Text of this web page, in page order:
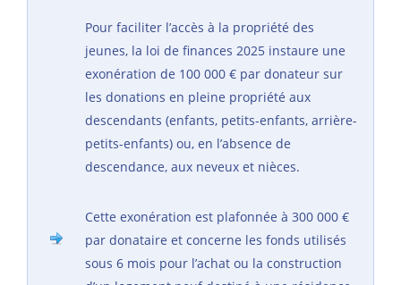
Pour faciliter l’accès à la propriété des
jeunes, la loi de finances 2025 instaure une
exonération de 100 000 € par donateur sur
les donations en pleine propriété aux
descendants (enfants, petits-enfants, arrière-
petits-enfants) ou, en l’absence de
descendance, aux neveux et nièces.
Cette exonération est plafonnée à 300 000 €
par donataire et concerne les fonds utilisés
sous 6 mois pour l’achat ou la construction